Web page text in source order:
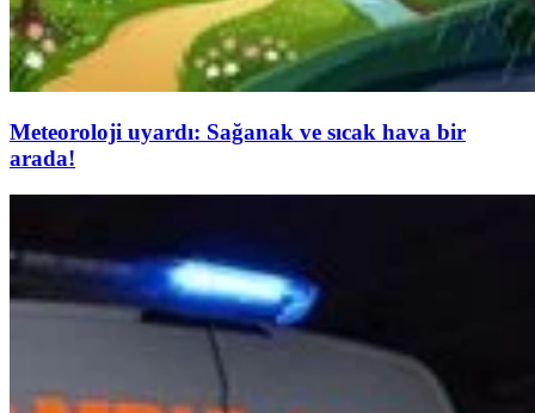
Meteoroloji uyardı: Sağanak ve sıcak hava bir
arada!